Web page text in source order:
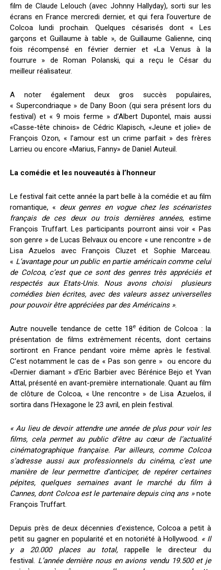
film de Claude Lelouch (avec Johnny Hallyday), sorti sur les
écrans en France mercredi dernier, et qui fera l’ouverture de
Colcoa lundi prochain. Quelques césarisés dont « Les
garçons et Guillaume à table », de Guillaume Galienne, cinq
fois récompensé en février dernier et «La Venus à la
fourrure » de Roman Polanski, qui a reçu le César du
meilleur réalisateur.
A noter également deux gros succès populaires,
« Supercondriaque » de Dany Boon (qui sera présent lors du
festival) et « 9 mois ferme » d’Albert Dupontel, mais aussi
«Casse-tête chinois» de Cédric Klapisch, «Jeune et jolie» de
François Ozon, « l’amour est un crime parfait » des frères
Larrieu ou encore «Marius, Fanny» de Daniel Auteuil.
La comédie et les nouveautés à l’honneur
Le festival fait cette année la part belle à la comédie et au film
romantique, « deux genres en vogue chez les scénaristes
français de ces deux ou trois dernières années, estime
François Truffart. Les participants pourront ainsi voir « Pas
son genre » de Lucas Belvaux ou encore « une rencontre » de
Lisa Azuelos avec François Cluzet et Sophie Marceau.
« L’avantage pour un public en partie américain comme celui
de Colcoa, c’est que ce sont des genres très appréciés et
respectés aux Etats-Unis. Nous avons choisi plusieurs
comédies bien écrites, avec des valeurs assez universelles
pour pouvoir être appréciées par des Américains ».
Autre nouvelle tendance de cette 18e édition de Colcoa : la
présentation de films extrêmement récents, dont certains
sortiront en France pendant voire même après le festival.
C’est notamment le cas de « Pas son genre » ou encore du
«Dernier diamant » d’Eric Barbier avec Bérénice Bejo et Yvan
Attal, présenté en avant-première internationale. Quant au film
de clôture de Colcoa, « Une rencontre » de Lisa Azuelos, il
sortira dans l’Hexagone le 23 avril, en plein festival.
« Au lieu de devoir attendre une année de plus pour voir les
films, cela permet au public d’être au cœur de l’actualité
cinématographique française. Par ailleurs, comme Colcoa
s’adresse aussi aux professionnels du cinéma, c’est une
manière de leur permettre d’anticiper, de repérer certaines
pépites, quelques semaines avant le marché du film à
Cannes, dont Colcoa est le partenaire depuis cinq ans »note
François Truffart.
Depuis près de deux décennies d’existence, Colcoa a petit à
petit su gagner en popularité et en notoriété à Hollywood. « Il
y a 20.000 places au total,rappelle le directeur du
festival. L’année dernière nous en avions vendu 19.500 et je